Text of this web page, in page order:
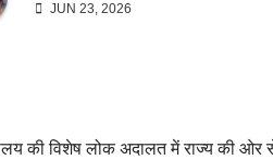
JUN 23, 2026
की विशेष लोक अदालत में राज्य की ओर